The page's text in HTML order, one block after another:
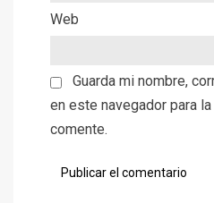
Web
Guarda mi nombre,
en este navegador para
comente.